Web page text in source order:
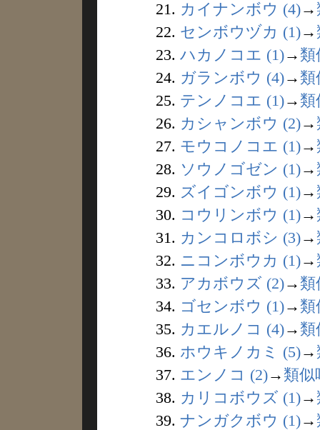
21. カイナンボウ (4)→
22. センボウヅカ (1)→
23. ハカノコエ (1)→ 類
24. ガランボウ (4)→ 類
25. テンノコエ (1)→ 類
26. カシャンボウ (2)→
27. モウコノコエ (1)→
28. ソウノゴゼン (1)→
29. ズイゴンボウ (1)→
30. コウリンボウ (1)→
31. カンコロボシ (3)→
32. ニコンボウカ (1)→
33. アカボウズ (2)→ 類
34. ゴセンボウ (1)→ 類
35. カエルノコ (4)→ 類
36. ホウキノカミ (5)→
37. エンノコ (2)→ 類似
38. カリコボウズ (1)→
39. ナンガクボウ (1)→